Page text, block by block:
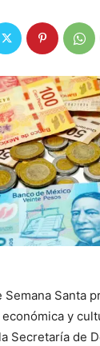
Semana Santa
y
Secretaría de